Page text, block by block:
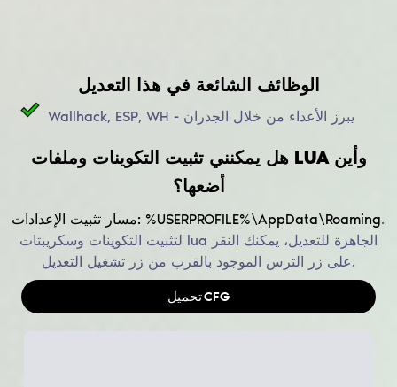
الوظائف الشائعة في هذا التعديل
Wallhack, ESP, WH - يبرز الأعداء من خلال الجدران
هل يمكنني تثبيت التكوينات وملفات LUA وأين
أضعها؟
مسار تثبيت الإعدادات: %USERPROFILE%\AppData\Roaming.
لتثبيت التكوينات وسكريبتات lua الجاهزة للتعديل، يمكنك النقر
على زر الترس الموجود بالقرب من زر تشغيل التعديل.
تحميلCFG